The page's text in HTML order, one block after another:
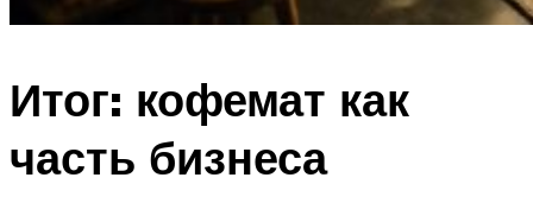
Итог: кофемат как
часть бизнеса